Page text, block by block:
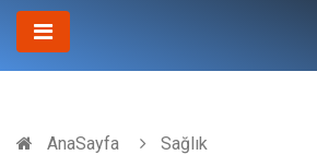
AnaSayfa
Sağlık